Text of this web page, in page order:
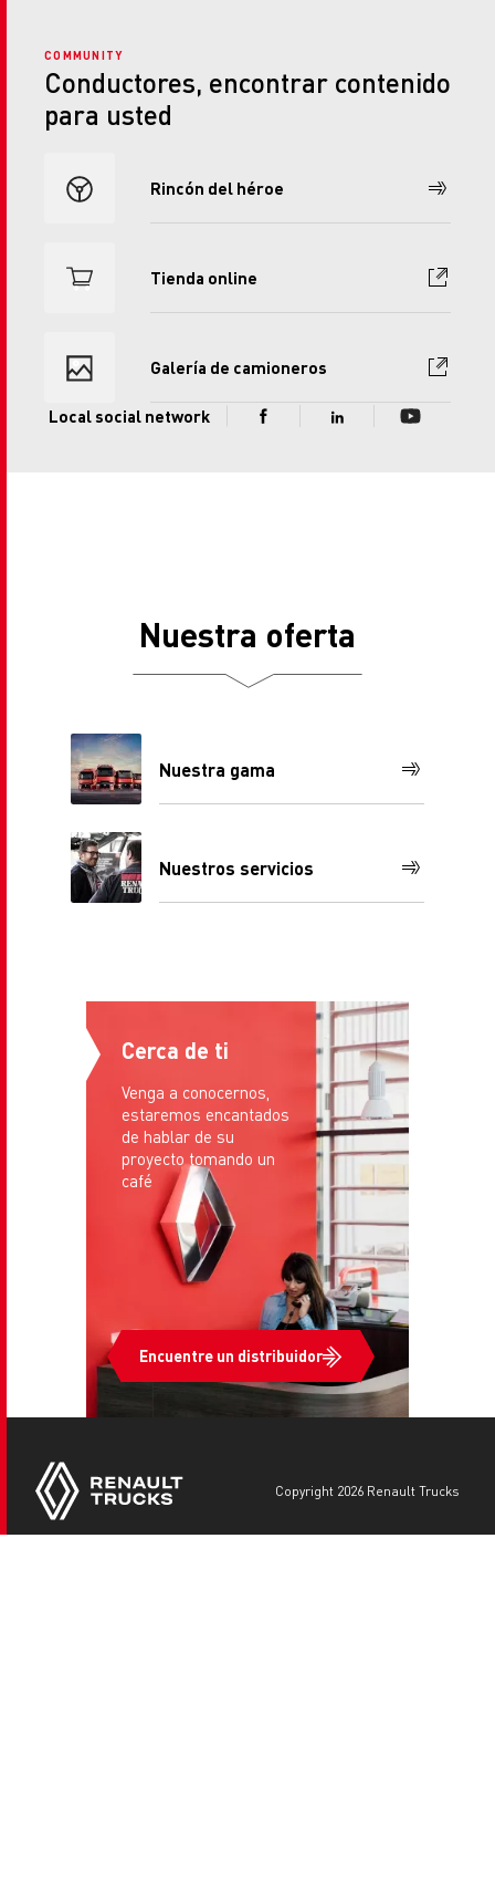
COMMUNITY
Conductores, encontrar contenido
para usted
Rincón del héroe
Tienda online
Galería de camioneros
Local social network
Nuestra oferta
Nuestra gama
Nuestros servicios
Cerca de ti
Venga a conocernos,
estaremos encantados
de hablar de su
proyecto tomando un
café
Encuentre un distribuidor
copyright 2026 Renault Trucks